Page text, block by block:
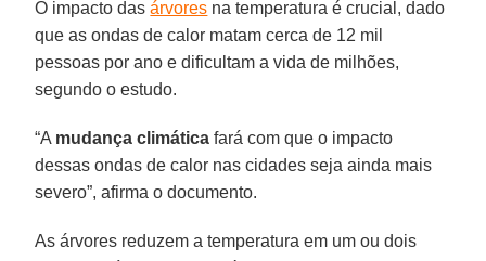
O impacto dasárvores na temperatura é crucial, dado
que as ondas de calor matam cerca de 12 mil
pessoas por ano e dificultam a vida de milhões,
segundo o estudo.
“A mudança climática fará com que o impacto
dessas ondas de calor nas cidades seja ainda mais
severo”, afirma o documento.
As árvores reduzem a temperatura em um ou dois